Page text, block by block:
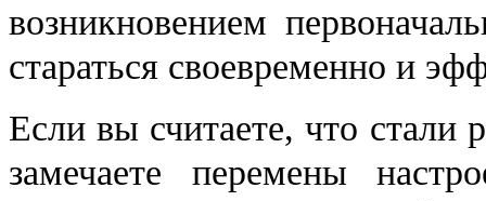
возникновением
стараться своевременно и
Если вы считаете, что стали
замечаете перемены